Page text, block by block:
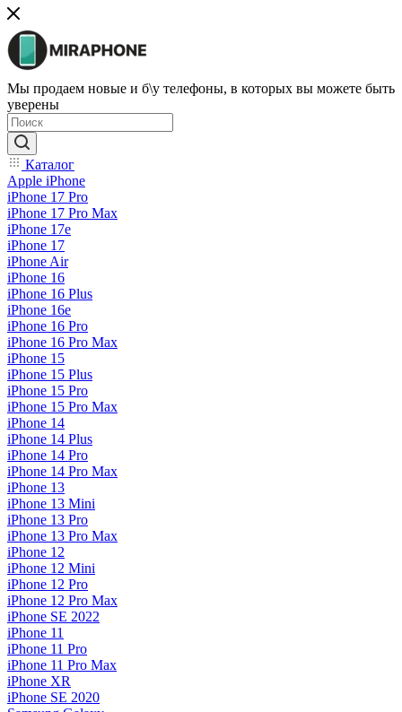
Мы продаем новые и б\у телефоны, в которых вы можете быть
уверены
Каталог
Apple iPhone
iPhone 17 Pro
iPhone 17 Pro Max
iPhone 17e
iPhone 17
iPhone Air
iPhone 16
iPhone 16 Plus
iPhone 16e
iPhone 16 Pro
iPhone 16 Pro Max
iPhone 15
iPhone 15 Plus
iPhone 15 Pro
iPhone 15 Pro Max
iPhone 14
iPhone 14 Plus
iPhone 14 Pro
iPhone 14 Pro Max
iPhone 13
iPhone 13 Mini
iPhone 13 Pro
iPhone 13 Pro Max
iPhone 12
iPhone 12 Mini
iPhone 12 Pro
iPhone 12 Pro Max
iPhone SE 2022
iPhone 11
iPhone 11 Pro
iPhone 11 Pro Max
iPhone XR
iPhone SE 2020